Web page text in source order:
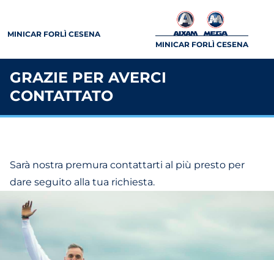
MINICAR FORLÌ CESENA
MINICAR FORLÌ CESENA
GRAZIE PER AVERCI
CONTATTATO
Sarà nostra premura contattarti al più presto per
dare seguito alla tua richiesta.